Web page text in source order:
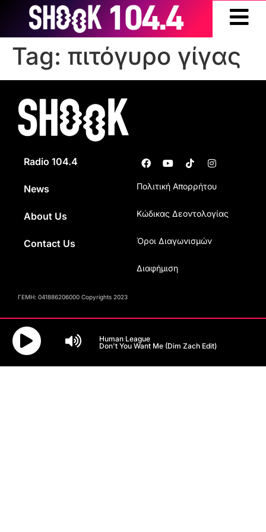
Tag: πιτόγυρο γίγας
Radio 104.4
News
About Us
Contact Us
Πολιτική Απορρήτου
Κώδικας Δεοντολογίας
Όροι Διαγωνισμών
Διαφήμιση
ΓΕΜΗ: 041886206000 Copyrights 2023
Human League
Don't You Want Me (Dim Zach Edit)